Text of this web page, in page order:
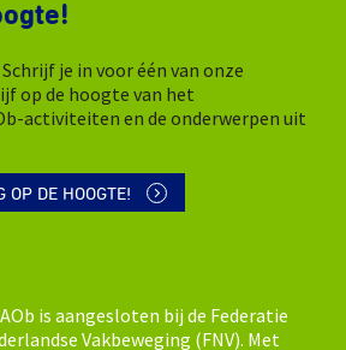
je in voor één van onze
op de hoogte van het
activiteiten en de onderwerpen uit
OP DE HOOGTE!
is aangesloten bij de Federatie
Vakbeweging (FNV). Met